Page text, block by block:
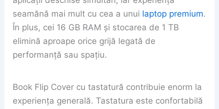
seamănă mai mult cu cea a unui laptop premium.
În plus, cei 16 GB RAM și stocarea de 1 TB
elimină aproape orice grijă legată de
performanță sau spațiu.
Book Flip Cover cu tastatură contribuie enorm la
experiența generală. Tastatura este confortabilă